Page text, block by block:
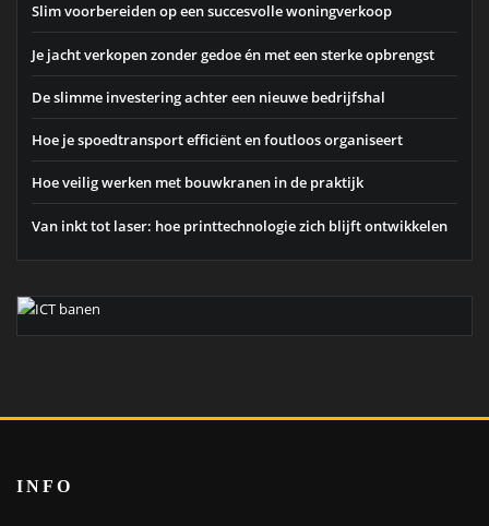
Slim voorbereiden op een succesvolle woningverkoop
Je jacht verkopen zonder gedoe én met een sterke opbrengst
De slimme investering achter een nieuwe bedrijfshal
Hoe je spoedtransport efficiënt en foutloos organiseert
Hoe veilig werken met bouwkranen in de praktijk
Van inkt tot laser: hoe printtechnologie zich blijft ontwikkelen
INFO